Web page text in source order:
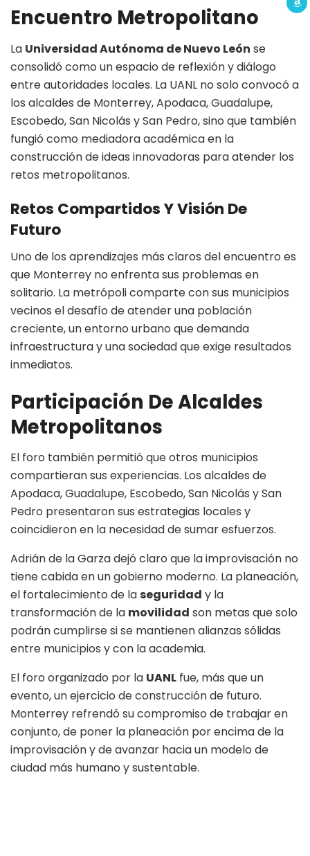
Encuentro Metropolitano
La Universidad Autónoma de Nuevo León se
consolidó como un espacio de reflexión y diálogo
entre autoridades locales. La UANL no solo convocó a
los alcaldes de Monterrey, Apodaca, Guadalupe,
Escobedo, San Nicolás y San Pedro, sino que también
fungió como mediadora académica en la
construcción de ideas innovadoras para atender los
retos metropolitanos.
Retos Compartidos Y Visión De
Futuro
Uno de los aprendizajes más claros del encuentro es
que Monterrey no enfrenta sus problemas en
solitario. La metrópoli comparte con sus municipios
vecinos el desafío de atender una población
creciente, un entorno urbano que demanda
infraestructura y una sociedad que exige resultados
inmediatos.
Participación De Alcaldes
Metropolitanos
El foro también permitió que otros municipios
compartieran sus experiencias. Los alcaldes de
Apodaca, Guadalupe, Escobedo, San Nicolás y San
Pedro presentaron sus estrategias locales y
coincidieron en la necesidad de sumar esfuerzos.
Adrián de la Garza dejó claro que la improvisación no
tiene cabida en un gobierno moderno. La planeación,
el fortalecimiento de laseguridad y la
transformación de la movilidad son metas que solo
podrán cumplirse si se mantienen alianzas sólidas
entre municipios y con la academia.
El foro organizado por la UANL fue, más que un
evento, un ejercicio de construcción de futuro.
Monterrey refrendó su compromiso de trabajar en
conjunto, de poner la planeación por encima de la
improvisación y de avanzar hacia un modelo de
ciudad más humano y sustentable.